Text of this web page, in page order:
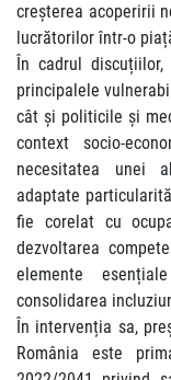
creșterea acoperirii
lucrătorilor într-o
În cadrul
principalele
cât și politicile și
context socio-
necesitatea unei
adaptate
fie corelat cu
dezvoltarea
elemente
consolidarea
În intervenția sa,
România este